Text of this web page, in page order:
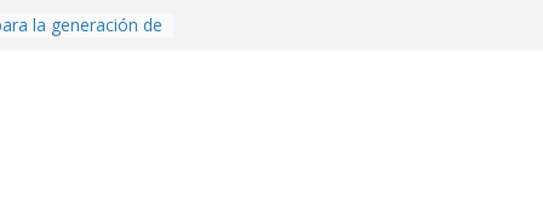
la generación de
con Inteligencia